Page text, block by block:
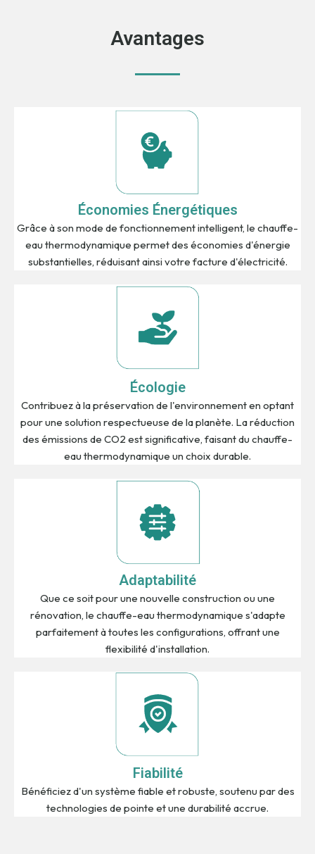
Avantages
Économies Énergétiques
Grâce à son mode de fonctionnement intelligent, le chauffe-
eau thermodynamique permet des économies d'énergie
substantielles, réduisant ainsi votre facture d'électricité.
Écologie
Contribuez à la préservation de l'environnement en optant
pour une solution respectueuse de la planète. La réduction
des émissions de CO2 est significative, faisant du chauffe-
eau thermodynamique un choix durable.
Adaptabilité
Que ce soit pour une nouvelle construction ou une
rénovation, le chauffe-eau thermodynamique s'adapte
parfaitement à toutes les configurations, offrant une
flexibilité d'installation.
Fiabilité
Bénéficiez d'un système fiable et robuste, soutenu par des
technologies de pointe et une durabilité accrue.